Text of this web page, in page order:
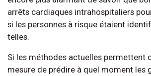
arrêts cardiaques intrahospitaliers
si les personnes à risque étaient
telles.
Si les méthodes actuelles permettent
mesure de prédire à quel moment les